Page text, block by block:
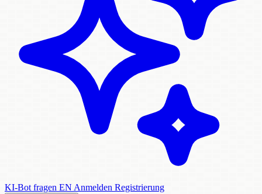
KI-Bot fragen EN Anmelden Registrierung